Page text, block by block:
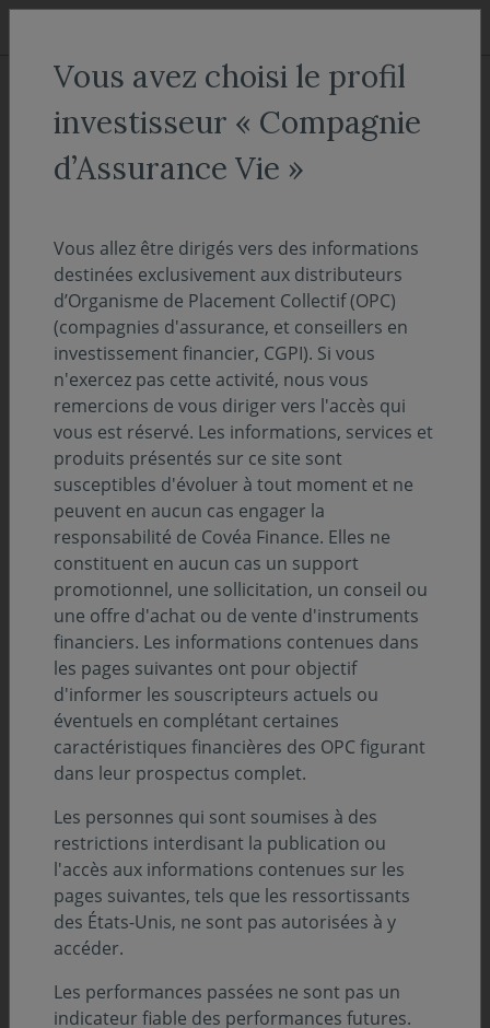
Aller au menu
Aller au contenu
COVEA FINANCE Nos expertises La Multigestion
La Multigestion
Se tourner vers l'extérieur
Une équipe en charge à la fois de la gestion de
gamme de fonds profilés et flexibles, miroir de
nos convictions de marché et de notre compréhension
du monde, mais aussi dela sélection de sociétés
partenaires et du meilleur choix d’OPC externes
dans le respect de diligences exigeantes.Depuis
2020,l'expertise sur le capital investissement est
développée par les équipes de Multigestion.
Responsable du pôle Multigestion
Vous avez choisi le profil
investisseur « Compagnie
d’Assurance Vie »
Vous allez être dirigés vers des informations
destinées exclusivement aux distributeurs
d’Organisme de Placement Collectif (OPC)
(compagnies d'assurance, et conseillers en
investissement financier, CGPI). Si vous
n'exercez pas cette activité, nous vous
remercions de vous diriger vers l'accès qui
vous est réservé. Les informations, services et
produits présentés sur ce site sont
susceptibles d'évoluer à tout moment et ne
peuvent en aucun cas engager la
responsabilité de Covéa Finance. Elles ne
constituent en aucun cas un support
promotionnel, une sollicitation, un conseil ou
une offre d'achat ou de vente d'instruments
financiers. Les informations contenues dans
les pages suivantes ont pour objectif
d'informer les souscripteurs actuels ou
éventuels en complétant certaines
caractéristiques financières des OPC figurant
dans leur prospectus complet.
Les personnes qui sont soumises à des
restrictions interdisant la publication ou
l'accès aux informations contenues sur les
pages suivantes, tels que les ressortissants
des États-Unis, ne sont pas autorisées à y
accéder.
Les performances passées ne sont pas un
indicateur fiable des performances futures.